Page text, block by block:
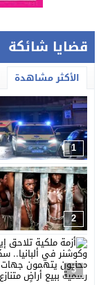
قضايا شائكة
الأكثر مشاهدة
1
2
3